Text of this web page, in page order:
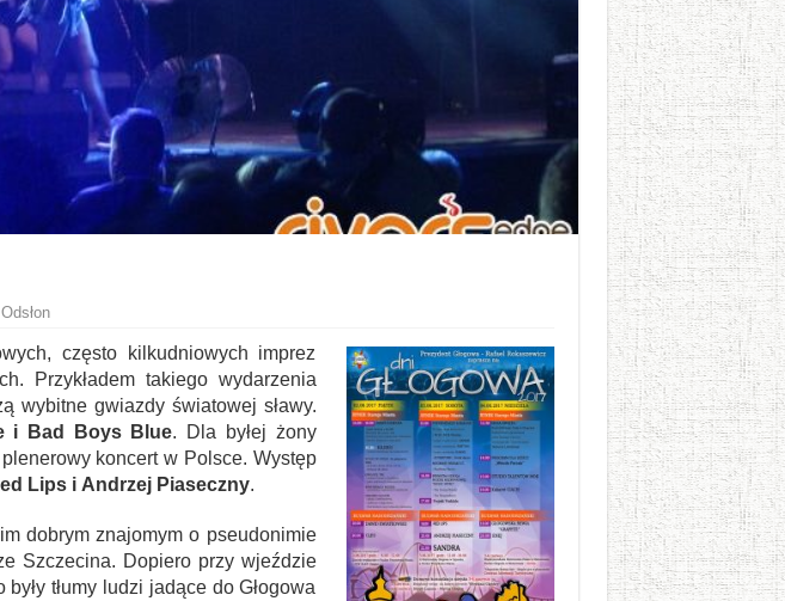
często kilkudniowych imprez
Przykładem takiego wydarzenia
wybitne gwiazdy światowej sławy.
i Bad Boys Blue. Dla byłej żony
koncert w Polsce. Występ
Lips i Andrzej Piaseczny.
dobrym znajomym o pseudonimie
Szczecina. Dopiero przy wjeździe
tłumy ludzi jadące do Głogowa